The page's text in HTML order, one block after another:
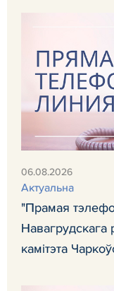
06.08.2026
Актуальна
"Прамая
Навагрудскага
камітэта